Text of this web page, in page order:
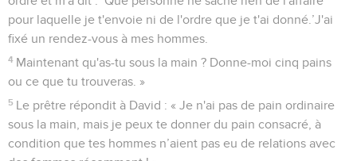
pour laquelle je t'envoie ni de l'ordre que je t'ai donné.’J'ai
fixé un rendez-vous à mes hommes.
4 Maintenant qu'as-tu sous la main ? Donne-moi cinq pains
ou ce que tu trouveras. »
5 Le prêtre répondit à David : « Je n'ai pas de pain ordinaire
sous la main, mais je peux te donner du pain consacré, à
condition que tes hommes n’aient pas eu de relations avec